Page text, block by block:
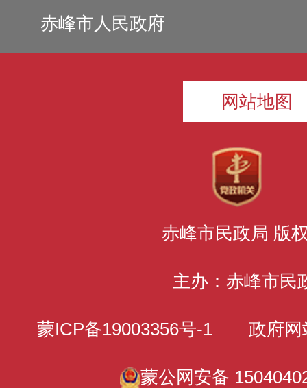
赤峰市人民政府
网站地图
赤峰市民政局 版
主办：赤峰市民
蒙ICP备19003356号-1 政府网
蒙公网安备